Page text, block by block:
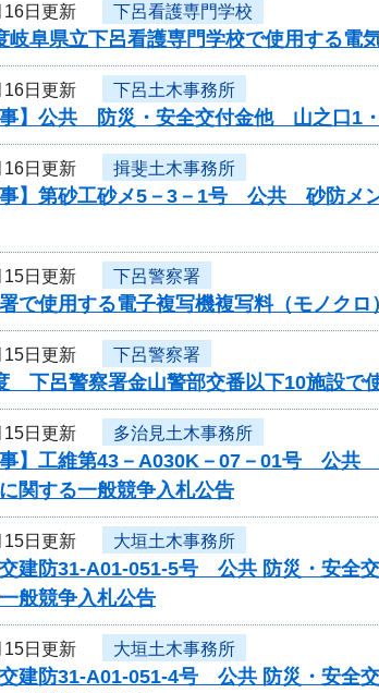
16日更新 下呂看護専門学校
岐阜県立下呂看護専門学校で使用する電
16日更新 下呂土木事務所
事】公共 防災・安全交付金他 山之口1
16日更新 揖斐土木事務所
事】第砂工砂メ5－3－1号 公共 砂防メ
15日更新 下呂警察署
で使用する電子複写機複写料（モノクロ
15日更新 下呂警察署
下呂警察署金山警部交番以下10施設で
15日更新 多治見土木事務所
事】工維第43－A030K－07－01号 公共
関する一般競争入札公告
15日更新 大垣土木事務所
建防31-A01-051-5号 公共 防災・安
般競争入札公告
15日更新 大垣土木事務所
建防31-A01-051-4号 公共 防災・安